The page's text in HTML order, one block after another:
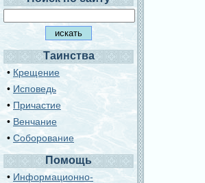
Таинства
• Крещение
• Исповедь
• Причастие
• Венчание
• Соборование
Помощь
• Информационно-